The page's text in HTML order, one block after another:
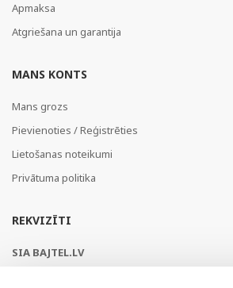
Apmaksa
Atgriešana un garantija
MANS KONTS
Mans grozs
Pievienoties / Reģistrēties
Lietošanas noteikumi
Privātuma politika
REKVIZĪTI
SIA BAJTEL.LV